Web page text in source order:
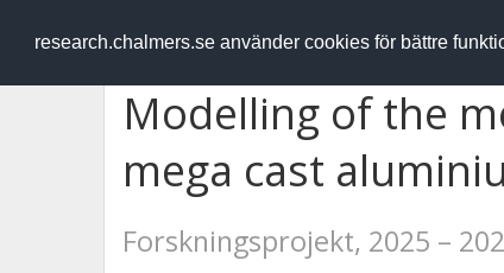
research.chalmers.se använder cookies för bättre
RESEARCH.chalmers.se
Modelling of the
mega cast
Forskningsprojekt, 2025 –